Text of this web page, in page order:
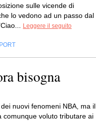
sulle vicende di
lo vedono ad un passo dal
Leggere il seguito
bisogna
nuovi fenomeni NBA, ma il
comunque voluto tributare ai